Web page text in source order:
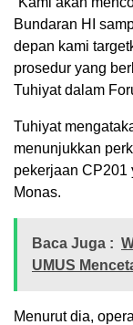
Bundaran HI
depan kami
prosedur yang
Tuhiyat dalam
Tuhiyat
menunjukkan
pekerjaan CP201
Monas.
Baca Juga :
UMUS
Menurut dia,